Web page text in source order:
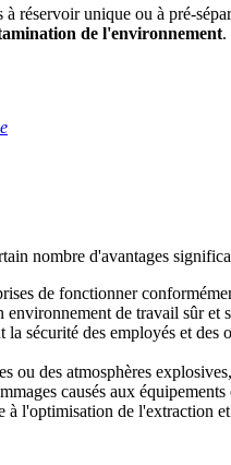
réservoir unique ou à pré-
de l'environnement.
nombre d'avantages
de fonctionner
environnement de travail sûr et
la sécurité des employés et
ou des atmosphères explosives,
causés aux
à l'optimisation de l'extraction